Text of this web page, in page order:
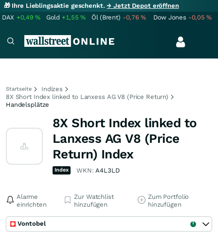
🎁 Ihre Lieblingsaktie geschenkt.→ Jetzt Depot eröffnen
DAX +0,49% Gold +1,55% Öl (Brent) -0,76% Dow Jones -0,05%
Startseite
Indizes
8X Short Index linked to Lanxess AG V8 (Price Return)
Handelsplätze
8X Short Index linked to
Lanxess AG V8 (Price
Return) Index
Index WKN:A4L3LD
Alarme
einrichten
Zur Watchlist
hinzufügen
Zum Portfolio
hinzufügen
Vontobel